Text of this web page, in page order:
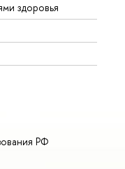
здоровья
РФ